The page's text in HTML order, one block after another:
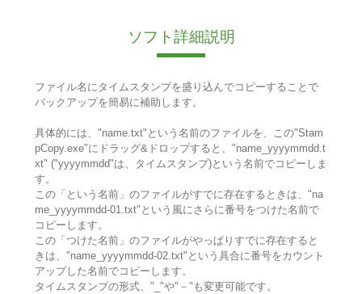
ソフト詳細説明
ファイル名にタイムスタンプを盛り込んでコピーすることで
バックアップを簡易に補助します。
具体的には、"name.txt"という名前のファイルを、この"Stam
pCopy.exe"にドラッグ&ドロップすると、"name_yyyymmdd.t
xt" ("yyyymmdd"は、タイムスタンプ)という名前でコピーしま
す。
この「という名前」のファイルがすでに存在するときは、"na
me_yyyymmdd-01.txt"という風にさらに番号をつけた名前で
コピーします。
この「つけた名前」のファイルがやっぱりすでに存在すると
きは、"name_yyyymmdd-02.txt"という具合に番号をカウント
アップした名前でコピーします。
タイムスタンプの形式、"_"や"－"も変更可能です。